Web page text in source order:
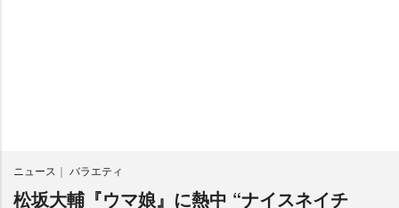
ニュース バラエティ
松坂大輔『ウマ娘』に熱中 “ナイスネイチ